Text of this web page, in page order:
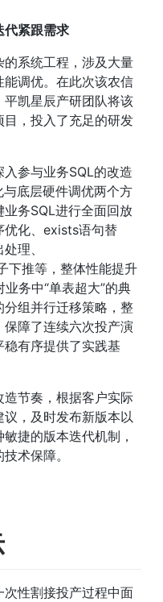
代紧跟需求
系统工程，涉及大量
调优。在此次该农信
凯星辰产研团队将该
，投入了充足的研发
参与业务SQL的改造
底层硬件调优两个方
务SQL进行全面回放
优化、exists语句替
理、
下推等，整体性能提升
务中“单表超大”的典
组并行迁移策略，整
障了连续六次投产演
有序提供了实践基
节奏，根据客户实际
，及时发布新版本以
捷的版本迭代机制，
术保障。
性割接投产过程中面